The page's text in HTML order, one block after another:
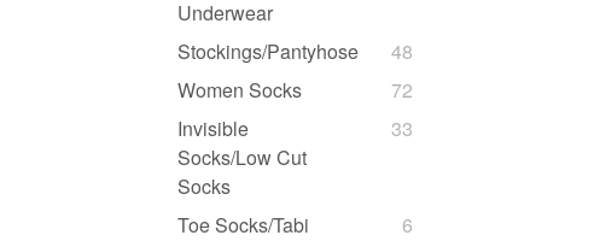
Underwear
Stockings/Pantyhose
48
Women Socks
72
Invisible
Socks/Low Cut
Socks
33
Toe Socks/Tabi
6